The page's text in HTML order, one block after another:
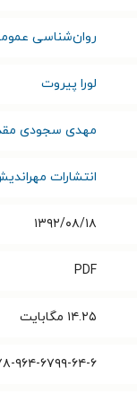
روان‌شناسی
لورا پیروت
مهدی سجودی
انتشارات
۱۳۹۲/۰۸/۱۸
PDF
۱۴.۲۵ مگابایت
۹۷۸-۹۶۴-۶۷۹۹-